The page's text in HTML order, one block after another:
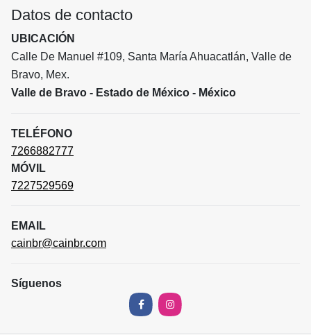
Datos de contacto
UBICACIÓN
Calle De Manuel #109, Santa María Ahuacatlán, Valle de
Bravo, Mex.
Valle de Bravo - Estado de México - México
TELÉFONO
7266882777
MÓVIL
7227529569
EMAIL
cainbr@cainbr.com
Síguenos
FacebookInstagram